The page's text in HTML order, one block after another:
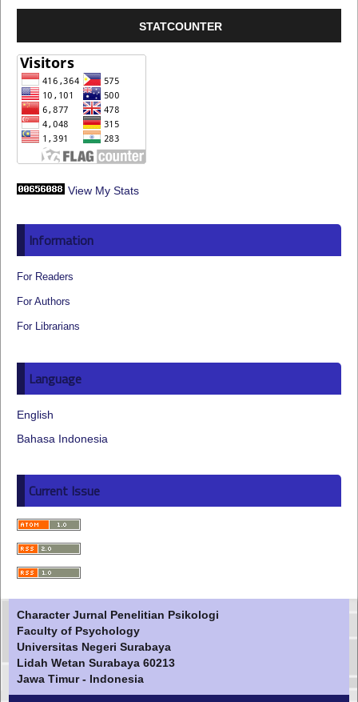
STATCOUNTER
View My Stats
Information
For Readers
For Authors
For Librarians
Language
English
Bahasa Indonesia
Current Issue
Character Jurnal Penelitian Psikologi
Faculty of Psychology
Universitas Negeri Surabaya
Lidah Wetan Surabaya 60213
Jawa Timur - Indonesia